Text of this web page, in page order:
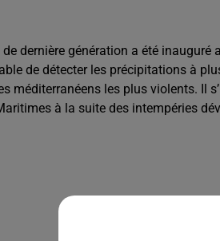
dernière génération a été inauguré
de détecter les précipitations à
méditerranéens les plus violents. Il
à la suite des intempéries